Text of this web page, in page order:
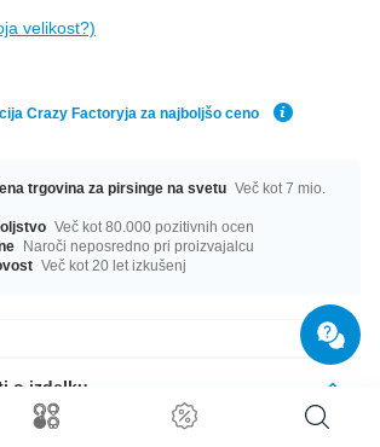
velikost?)
Crazy Factoryja za najboljšo ceno
trgovina za pirsinge na svetu Več kot 7 mio.
Več kot 80.000 pozitivnih ocen
Naroči neposredno pri proizvajalcu
Več kot 20 let izkušenj
o izdelku
mm. Premeri od 6 mm do 14 mm so na zalogi.